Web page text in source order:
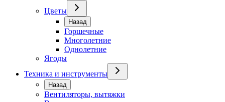
Цветы
Назад
Горшечные
Многолетние
Однолетние
Ягоды
Техника и инструменты
Назад
Вентиляторы, вытяжки